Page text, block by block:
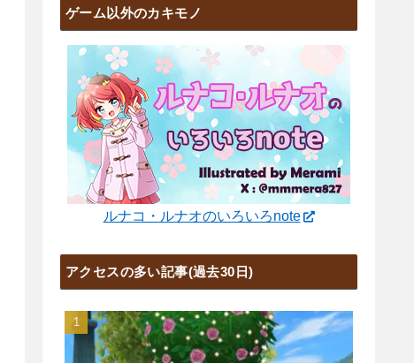
ゲーム以外のカキモノ
ルナコ・ルナオのいろいろnote
アクセスの多い記事(過去30日)